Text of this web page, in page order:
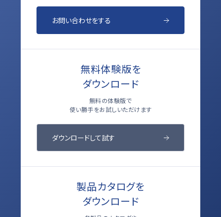
お問い合わせをする
無料体験版を
ダウンロード
無料の体験版で
使い勝手をお試しいただけます
ダウンロードして試す
製品カタログを
ダウンロード